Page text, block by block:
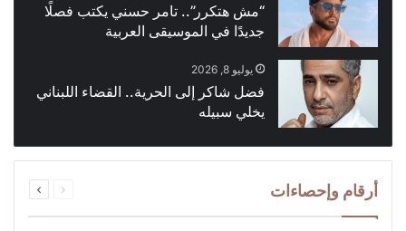
“مش هتكرر”.. تامر حسني يكتب فصلًا
جديدًا في الموسيقى العربية
يوليو 8, 2026
فضل شاكر إلى الحرية.. القضاء اللبناني
يخلي سبيله
أرقام وإحصاءات الصفحةالصفحة